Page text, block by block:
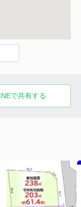
で共有する